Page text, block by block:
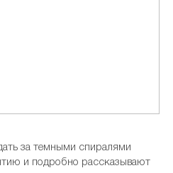
за темными спиралями
и подробно рассказывают